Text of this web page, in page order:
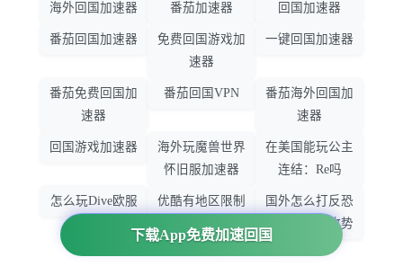
下载App免费加速回国
海外回国加速器 番茄加速器 回国加速器
番茄回国加速器
免费回国游戏加
速器
一键回国加速器
番茄免费回国加
速器
番茄回国VPN
番茄海外回国加
速器
回国游戏加速器
海外玩魔兽世界
怀旧服加速器
在美国能玩公主
连结：Re吗
怎么玩Dive欧服
优酷有地区限制
吗
国外怎么打反恐
精英：全球攻势